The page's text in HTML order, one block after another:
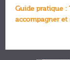
Guide pratique :
accompagner et